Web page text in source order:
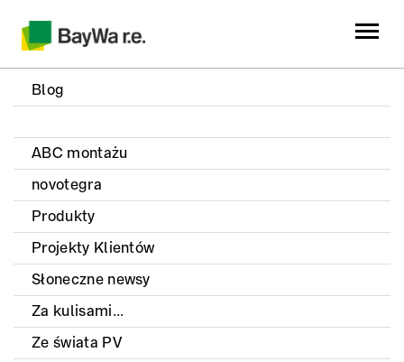
Blog
ABC montażu
novotegra
Produkty
Projekty Klientów
Słoneczne newsy
Za kulisami...
Ze świata PV